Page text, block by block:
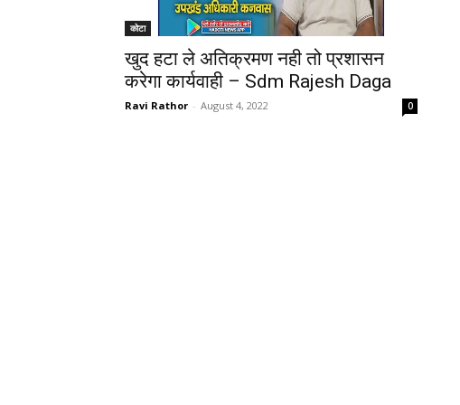
कोटा
खुद हटा ले अतिक्रमण नही तो प्रशासन
करेगा कार्यवाही – Sdm Rajesh Daga
Ravi Rathor - August 4, 2022 0